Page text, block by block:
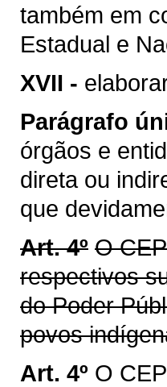
também em
Estadual e
XVII -
Parágrafo
órgãos e
direta ou
que
Art. 4º O
respectivos
do Poder
povos
Art. 4º O